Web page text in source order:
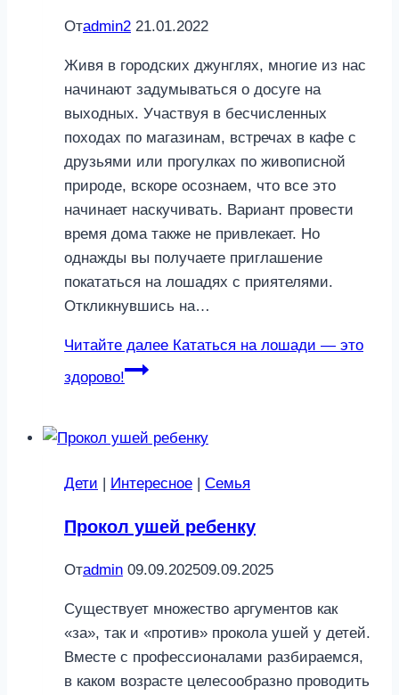
Отadmin2 21.01.2022
Живя в городских джунглях, многие из нас
начинают задумываться о досуге на
выходных. Участвуя в бесчисленных
походах по магазинам, встречах в кафе с
друзьями или прогулках по живописной
природе, вскоре осознаем, что все это
начинает наскучивать. Вариант провести
время дома также не привлекает. Но
однажды вы получаете приглашение
покататься на лошадях с приятелями.
Откликнувшись на…
Читайте далее Кататься на лошади — это
здорово!
Дети | Интересное | Семья
Прокол ушей ребенку
Отadmin 09.09.202509.09.2025
Существует множество аргументов как
«за», так и «против» прокола ушей у детей.
Вместе с профессионалами разбираемся,
в каком возрасте целесообразно проводить